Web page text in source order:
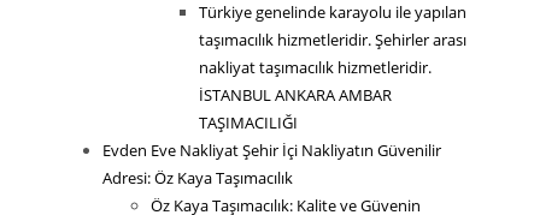
Türkiye genelinde karayolu ile yapılan
taşımacılık hizmetleridir. Şehirler arası
nakliyat taşımacılık hizmetleridir.
İSTANBUL ANKARA AMBAR
TAŞIMACILIĞI
Evden Eve Nakliyat Şehir İçi Nakliyatın Güvenilir
Adresi: Öz Kaya Taşımacılık
Öz Kaya Taşımacılık: Kalite ve Güvenin